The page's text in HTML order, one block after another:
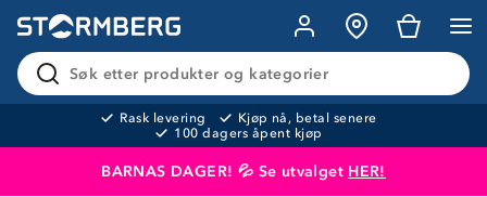
Søk etter produkter og kategorier
Rask levering
Kjøp nå, betal senere
100 dagers åpent kjøp
BARNAS DAGER! 💦 Se utvalget HER!